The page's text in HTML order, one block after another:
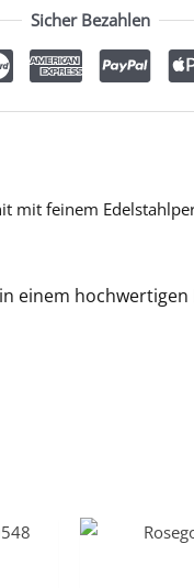
Sicher Bezahlen
mit feinem
einem